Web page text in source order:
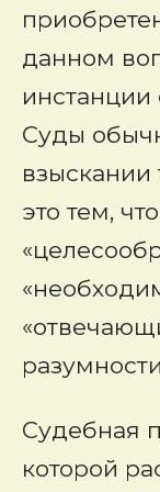
данном
Суды
взыскании
это тем,
Судебная
которой